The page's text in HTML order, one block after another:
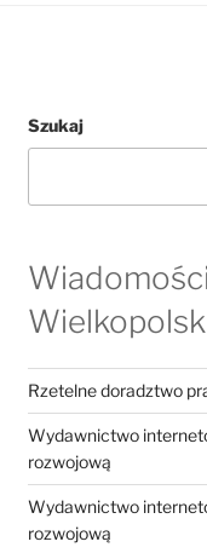
Szukaj
Rzetelne doradztwo
Wydawnictwo
rozwojową
Wydawnictwo
rozwojową